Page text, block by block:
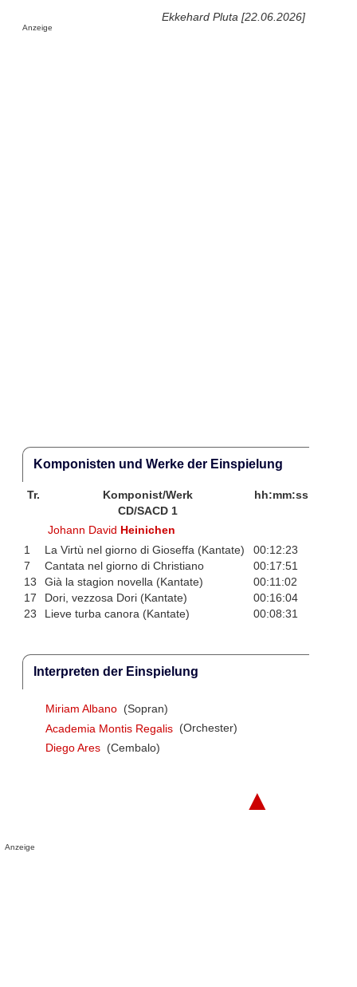
Ekkehard Pluta [22.06.2026]
Anzeige
Komponisten und Werke der Einspielung
Tr. Komponist/Werk
hh:mm:ss
CD/SACD 1
Johann David Heinichen
1
La Virtù nel giorno di Gioseffa (Kantate)
00:12:23
7
Cantata nel giorno di Christiano
00:17:51
13
Già la stagion novella (Kantate)
00:11:02
17
Dori, vezzosa Dori (Kantate)
00:16:04
23
Lieve turba canora (Kantate) 00:08:31
Interpreten der Einspielung
Miriam Albano (Sopran)
Academia Montis Regalis (Orchester)
Diego Ares (Cembalo)
▲
Anzeige